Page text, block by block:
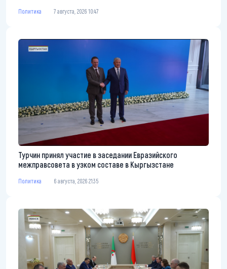
Политика 7 августа, 2026 10:47
Турчин принял участие в заседании Евразийского
межправсовета в узком составе в Кыргызстане
Политика 6 августа, 2026 21:35